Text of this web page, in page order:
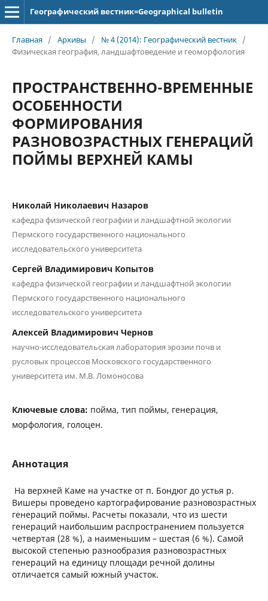
Географический вестник=Geographical bulletin
Главная / Архивы / № 4 (2014): Географический вестник /
Физическая география, ландшафтоведение и геоморфология
ПРОСТРАНСТВЕННО-ВРЕМЕННЫЕ
ОСОБЕННОСТИ
ФОРМИРОВАНИЯ
РАЗНОВОЗРАСТНЫХ ГЕНЕРАЦИЙ
ПОЙМЫ ВЕРХНЕЙ КАМЫ
Николай Николаевич Назаров
кафедра физической географии и ландшафтной экологии
Пермского государственного национального
исследовательского университета
Сергей Владимирович Копытов
кафедра физической географии и ландшафтной экологии
Пермского государственного национального
исследовательского университета
Алексей Владимирович Чернов
научно-исследовательская лаборатория эрозии почв и
русловых процессов Московского государственного
университета им. М.В. Ломоносова
Ключевые слова: пойма, тип поймы, генерация,
морфология, голоцен.
Аннотация
На верхней Каме на участке от п. Бондюг до устья р.
Вишеры проведено картографирование разновозрастных
генераций поймы. Расчеты показали, что из шести
генераций наибольшим распространением пользуется
четвертая (28 %), а наименьшим – шестая (6 %). Самой
высокой степенью разнообразия разновозрастных
генераций на единицу площади речной долины
отличается самый южный участок.